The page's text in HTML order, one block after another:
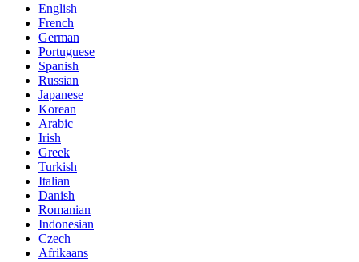
English
French
German
Portuguese
Spanish
Russian
Japanese
Korean
Arabic
Irish
Greek
Turkish
Italian
Danish
Romanian
Indonesian
Czech
Afrikaans